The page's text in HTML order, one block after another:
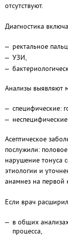
отсутствуют.
Диагностика
ректальное
УЗИ,
Анализы выявляют
специфические:
Асептическое
послужили:
нарушение тонуса
этиологии и
анамнез на первой
Если врач
в общих
процесса,